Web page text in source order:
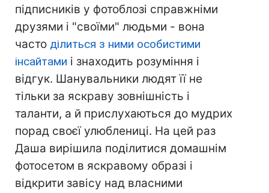
підписників у фотоблозі справжніми
друзями і "своїми" людьми - вона
часто ділиться з ними особистими
інсайтами і знаходить розуміння і
відгук. Шанувальники людят її не
тільки за яскраву зовнішність і
таланти, а й прислухаються до мудрих
порад своєї улюблениці. На цей раз
Даша вирішила поділитися домашнім
фотосетом в яскравому образі і
відкрити завісу над власними